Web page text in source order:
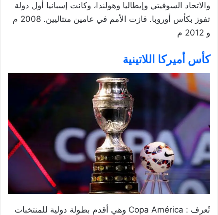
والاتحاد السوفيتي وإيطاليا وهولندا، وكانت إسبانيا أول دولة
تفوز بكأس أوروبا. فازت الأمم في عامين متتاليين. 2008 م
و 2012 م
كأس أميركا اللاتينية
تُعرف : Copa América وهي أقدم بطولة دولية للمنتخبات